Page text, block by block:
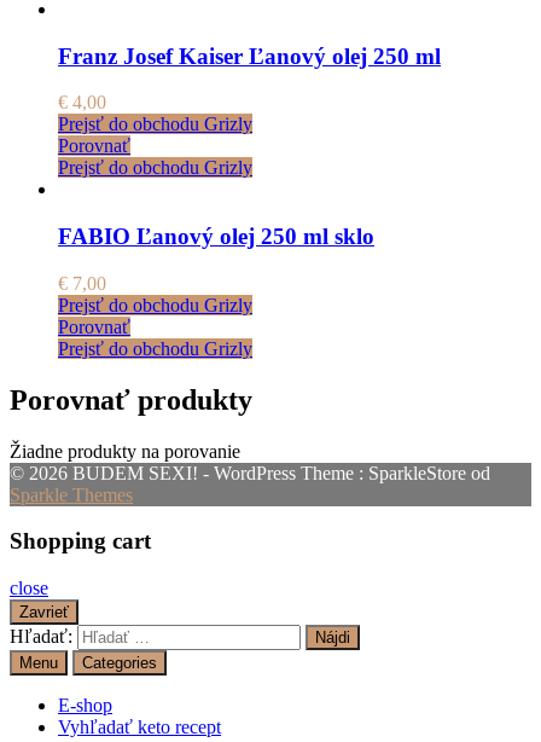
Franz Josef Kaiser Ľanový olej 250 ml
€ 4,00
Prejsť do obchodu Grizly
Porovnať
Prejsť do obchodu Grizly
FABIO Ľanový olej 250 ml sklo
€ 7,00
Prejsť do obchodu Grizly
Porovnať
Prejsť do obchodu Grizly
Porovnať produkty
Žiadne produkty na porovanie
© 2026 BUDEM SEXI! - WordPress Theme : SparkleStore od
Sparkle Themes
Shopping cart
close
Zavrieť
Hľadať:
Menu Categories
E-shop
Vyhľadať keto recept